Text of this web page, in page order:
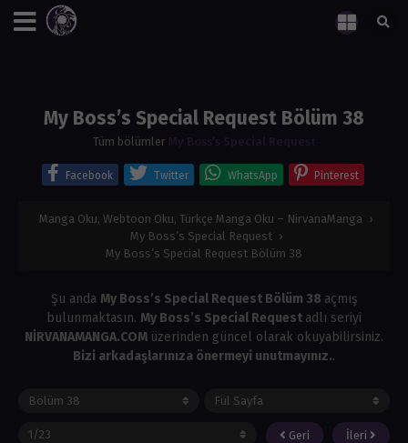
My Boss’s Special Request Bölüm 38
Tüm bölümler My Boss’s Special Request
Facebook Twitter WhatsApp Pinterest
Manga Oku, Webtoon Oku, Türkçe Manga Oku – NirvanaManga ›
My Boss’s Special Request ›
My Boss’s Special Request Bölüm 38
Şu anda My Boss’s Special Request Bölüm 38 açmış
bulunmaktasın. My Boss’s Special Request adlı seriyi
NİRVANAMANGA.COM üzerinden güncel olarak okuyabilirsiniz.
Bizi arkadaşlarınıza önermeyi unutmayınız..
Geri İleri